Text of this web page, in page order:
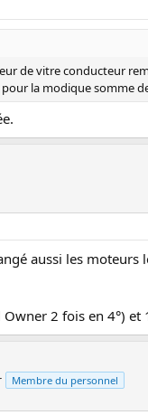
de vitre conducteur
la modique somme
aussi les moteurs
Owner 2 fois en 4°) et
Membre du personnel